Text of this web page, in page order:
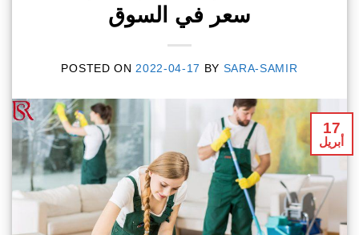
سعر في السوق
POSTED ON 2022-04-17 BY SARA-SAMIR
17
أبريل